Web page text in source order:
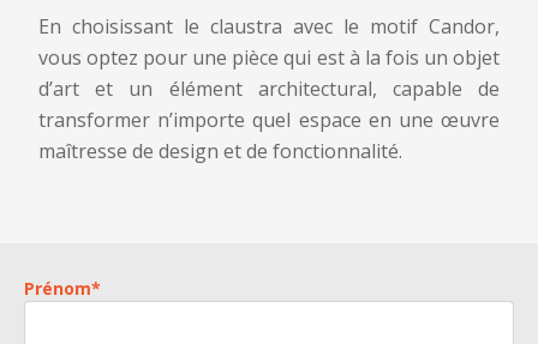
lesconditions d’utilisations de Google s’appliquent.
ENVOYER
En choisissant le claustra avec le motif Candor,
vous optez pour une pièce qui est à la fois un objet
d’art et un élément architectural, capable de
transformer n’importe quel espace en une œuvre
maîtresse de design et de fonctionnalité.
Prénom*